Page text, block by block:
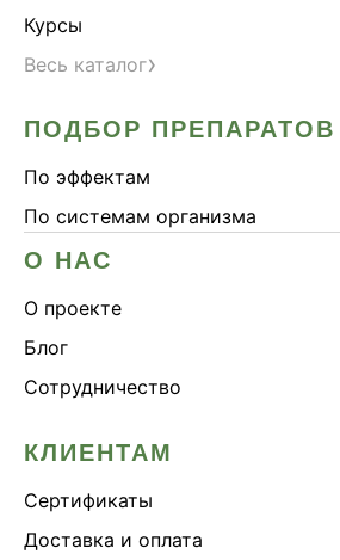
Курсы
Весь каталог›
ПОДБОР ПРЕПАРАТОВ
По эффектам
По системам организма
О НАС
О проекте
Блог
Сотрудничество
КЛИЕНТАМ
Сертификаты
Доставка и оплата